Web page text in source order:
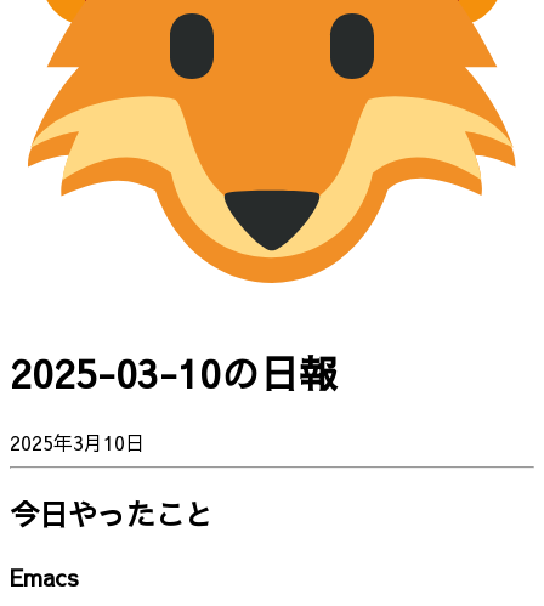
2025-03-10の日報
2025年3月10日
今日やったこと
Emacs